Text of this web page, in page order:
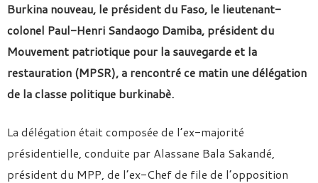
Burkina nouveau, le président du Faso, le lieutenant-
colonel Paul-Henri Sandaogo Damiba, président du
Mouvement patriotique pour la sauvegarde et la
restauration (MPSR), a rencontré ce matin une délégation
de la classe politique burkinabè.
La délégation était composée de l’ex-majorité
présidentielle, conduite par Alassane Bala Sakandé,
président du MPP, de l’ex-Chef de file de l’opposition